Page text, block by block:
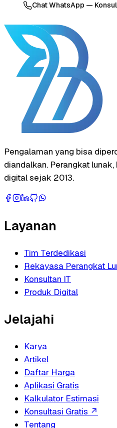
Chat WhatsApp —
Pengalaman yang bisa
diandalkan. Perangkat
digital sejak 2013.
Layanan
Tim Terdedikasi
Rekayasa Perangkat
Konsultan IT
Produk Digital
Jelajahi
Karya
Artikel
Daftar Harga
Aplikasi Gratis
Kalkulator Estimasi
Konsultasi Gratis ↗
Tentang